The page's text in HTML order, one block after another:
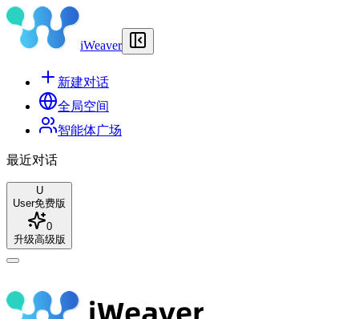
iWeaver
新建对话
全局空间
智能体广场
最近对话
U
User免费版
0
升级高级版